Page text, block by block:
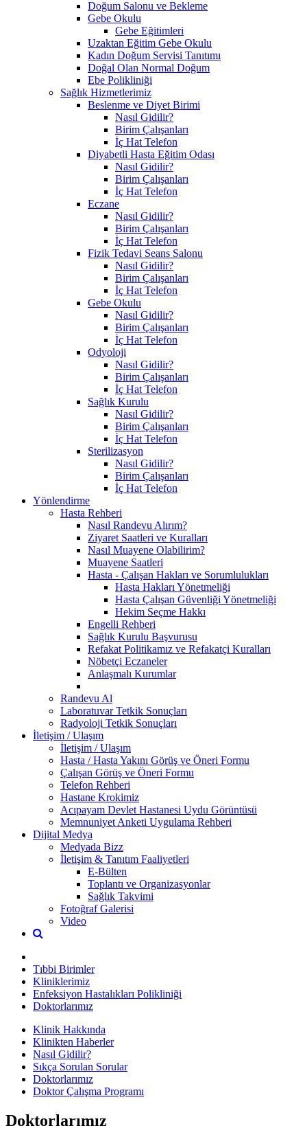
Doğum Salonu ve Bekleme
Gebe Okulu
Gebe Eğitimleri
Uzaktan Eğitim Gebe Okulu
Kadın Doğum Servisi Tanıtımı
Doğal Olan Normal Doğum
Ebe Polikliniği
Sağlık Hizmetlerimiz
Beslenme ve Diyet Birimi
Nasıl Gidilir?
Birim Çalışanları
İç Hat Telefon
Diyabetli Hasta Eğitim Odası
Nasıl Gidilir?
Birim Çalışanları
İç Hat Telefon
Eczane
Nasıl Gidilir?
Birim Çalışanları
İç Hat Telefon
Fizik Tedavi Seans Salonu
Nasıl Gidilir?
Birim Çalışanları
İç Hat Telefon
Gebe Okulu
Nasıl Gidilir?
Birim Çalışanları
İç Hat Telefon
Odyoloji
Nasıl Gidilir?
Birim Çalışanları
İç Hat Telefon
Sağlık Kurulu
Nasıl Gidilir?
Birim Çalışanları
İç Hat Telefon
Sterilizasyon
Nasıl Gidilir?
Birim Çalışanları
İç Hat Telefon
Yönlendirme
Hasta Rehberi
Nasıl Randevu Alırım?
Ziyaret Saatleri ve Kuralları
Nasıl Muayene Olabilirim?
Muayene Saatleri
Hasta - Çalışan Hakları ve Sorumlulukları
Hasta Hakları Yönetmeliği
Hasta Çalışan Güvenliği Yönetmeliği
Hekim Seçme Hakkı
Engelli Rehberi
Sağlık Kurulu Başvurusu
Refakat Politikamız ve Refakatçi Kuralları
Nöbetçi Eczaneler
Anlaşmalı Kurumlar
Randevu Al
Laboratuvar Tetkik Sonuçları
Radyoloji Tetkik Sonuçları
İletişim / Ulaşım
İletişim / Ulaşım
Hasta / Hasta Yakını Görüş ve Öneri Formu
Çalışan Görüş ve Öneri Formu
Telefon Rehberi
Hastane Krokimiz
Acıpayam Devlet Hastanesi Uydu Görüntüsü
Memnuniyet Anketi Uygulama Rehberi
Dijital Medya
Medyada Bizz
İletişim & Tanıtım Faaliyetleri
E-Bülten
Toplantı ve Organizasyonlar
Sağlık Takvimi
Fotoğraf Galerisi
Video
Tıbbi Birimler
Kliniklerimiz
Enfeksiyon Hastalıkları Polikliniği
Doktorlarımız
Klinik Hakkında
Klinikten Haberler
Nasıl Gidilir?
Sıkça Sorulan Sorular
Doktorlarımız
Doktor Çalışma Programı
Doktorlarımız